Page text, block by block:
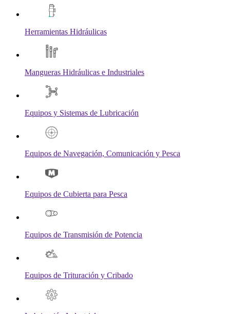
Herramientas Hidráulicas
Mangueras Hidráulicas e Industriales
Equipos y Sistemas de Lubricación
Equipos de Navegación, Comunicación y Pesca
Equipos de Cubierta para Pesca
Equipos de Transmisión de Potencia
Equipos de Trituración y Cribado